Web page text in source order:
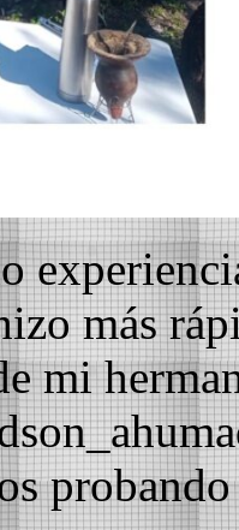
más
mi